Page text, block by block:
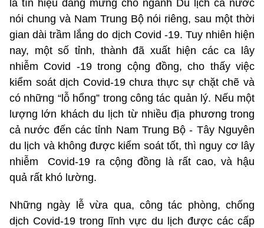
là tín hiệu đáng mừng cho ngành Du lịch cả nước
nói chung và Nam Trung Bộ nói riêng, sau một thời
gian dài trầm lắng do dịch Covid -19. Tuy nhiên hiện
nay, một số tỉnh, thành đã xuất hiện các ca lây
nhiễm Covid -19 trong cộng đồng, cho thấy việc
kiểm soát dịch Covid-19 chưa thực sự chặt chẽ và
có những “lỗ hổng” trong công tác quản lý. Nếu một
lượng lớn khách du lịch từ nhiều địa phương trong
cả nước đến các tỉnh Nam Trung Bộ - Tây Nguyên
du lịch và không được kiểm soát tốt, thì nguy cơ lây
nhiễm Covid-19 ra cộng đồng là rất cao, và hậu
quả rất khó lường.
Những ngày lễ vừa qua, công tác phòng, chống
dịch Covid-19 trong lĩnh vực du lịch được các cấp